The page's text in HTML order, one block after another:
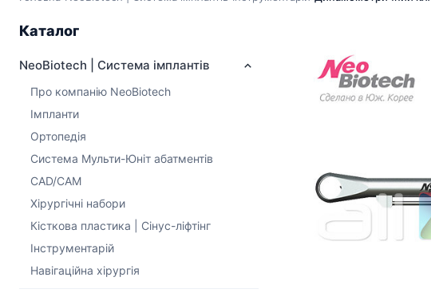
NeoBiotech | Система
NeoBiotech
Імпланти
Ортопедія
Система Мульти-Юніт
абатментів
Система Мульти-Юніт
Про
Для
Каталог
NeoBiotech | Система імплантів
Про компанію NeoBiotech
Імпланти
Ортопедія
Система Мульти-Юніт абатментів
CAD/CAM
Хірургічні набори
Кісткова пластика | Cінус-ліфтінг
Інструментарій
Навігаційна хірургія